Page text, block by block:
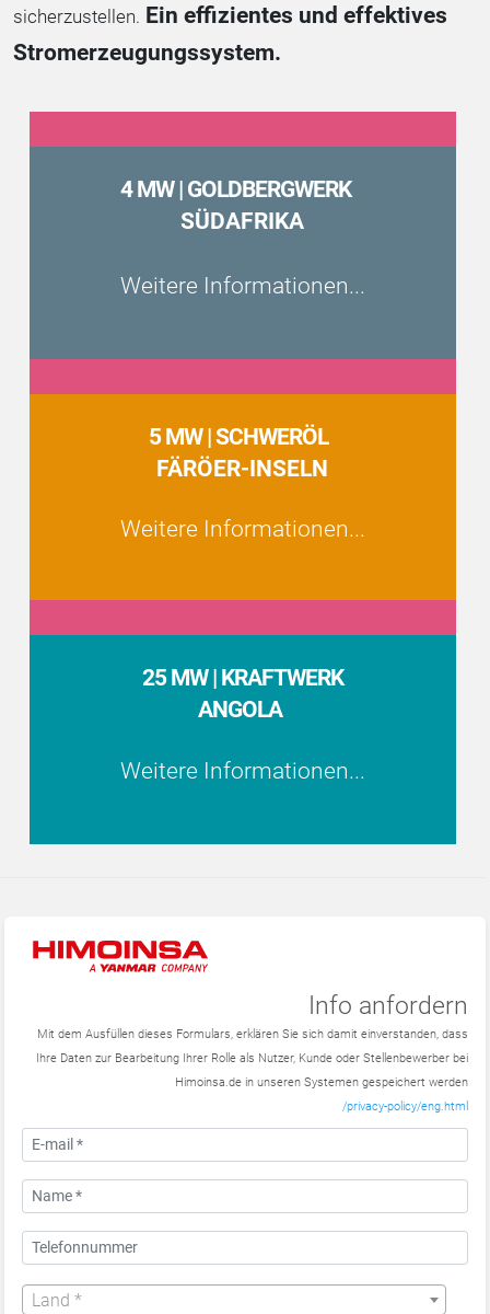
sicherzustellen. Ein effizientes und effektives
Stromerzeugungssystem.
4 MW | GOLDBERGWERK
SÜDAFRIKA
Weitere Informationen...
5 MW | SCHWERÖL
FÄRÖER-INSELN
Weitere Informationen...
25 MW | KRAFTWERK
ANGOLA
Weitere Informationen...
Info anfordern
Mit dem Ausfüllen dieses Formulars, erklären Sie sich damit einverstanden, dass
Ihre Daten zur Bearbeitung Ihrer Rolle als Nutzer, Kunde oder Stellenbewerber bei
Himoinsa.de in unseren Systemen gespeichert werden
/privacy-policy/eng.html
Land *